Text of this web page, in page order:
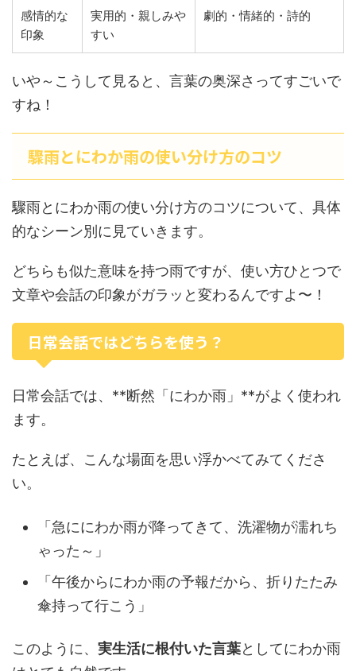
感情的な
印象
実用的・親しみや
すい
劇的・情緒的・詩的
いや～こうして見ると、言葉の奥深さってすごいで
すね！
驟雨とにわか雨の使い分け方のコツ
驟雨とにわか雨の使い分け方のコツについて、具体
的なシーン別に見ていきます。
どちらも似た意味を持つ雨ですが、使い方ひとつで
文章や会話の印象がガラッと変わるんですよ〜！
日常会話ではどちらを使う？
日常会話では、**断然「にわか雨」**がよく使われ
ます。
たとえば、こんな場面を思い浮かべてみてくださ
い。
「急ににわか雨が降ってきて、洗濯物が濡れち
ゃった～」
「午後からにわか雨の予報だから、折りたたみ
傘持って行こう」
このように、 実生活に根付いた言葉としてにわか雨